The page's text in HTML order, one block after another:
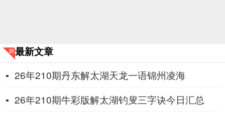
最新文章
26年210期丹东解太湖天龙一语锦州凌海
26年210期牛彩版解太湖钓叟三字诀今日汇总